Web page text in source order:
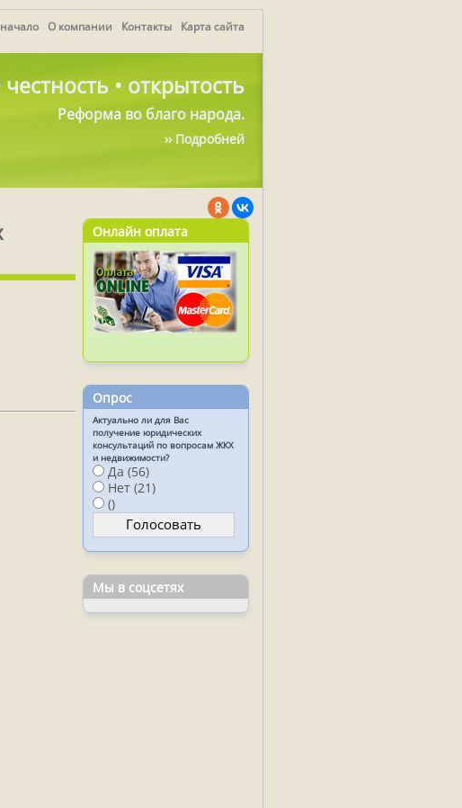
О компании Контакты Карта сайта
• открытость
Реформа во благо народа.
›› Подробней
Онлайн оплата
Опрос
Актуально ли для Вас
получение юридических
консультаций по вопросам ЖКХ
и недвижимости?
Да (56)
Нет (21)
()
Мы в соцсетях